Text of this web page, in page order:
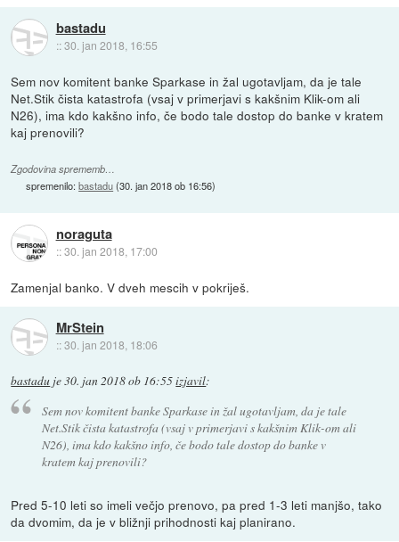
bastadu
::30. jan 2018, 16:55
Sem nov komitent banke Sparkase in žal ugotavljam, da je tale
Net.Stik čista katastrofa (vsaj v primerjavi s kakšnim Klik-om ali
N26), ima kdo kakšno info, če bodo tale dostop do banke v kratem
kaj prenovili?
Zgodovina sprememb…
spremenilo:bastadu(30. jan 2018 ob 16:56)
noraguta
::30. jan 2018, 17:00
Zamenjal banko. V dveh mescih v pokriješ.
MrStein
::30. jan 2018, 18:06
bastadu je30. jan 2018 ob 16:55izjavil:
Sem nov komitent banke Sparkase in žal ugotavljam, da je tale
Net.Stik čista katastrofa (vsaj v primerjavi s kakšnim Klik-om ali
N26), ima kdo kakšno info, če bodo tale dostop do banke v
kratem kaj prenovili?
Pred 5-10 leti so imeli večjo prenovo, pa pred 1-3 leti manjšo, tako
da dvomim, da je v bližnji prihodnosti kaj planirano.